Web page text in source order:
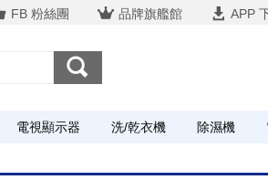
FB 粉絲團 品牌旗艦館 APP
電視顯示器 洗/乾衣機 除濕機